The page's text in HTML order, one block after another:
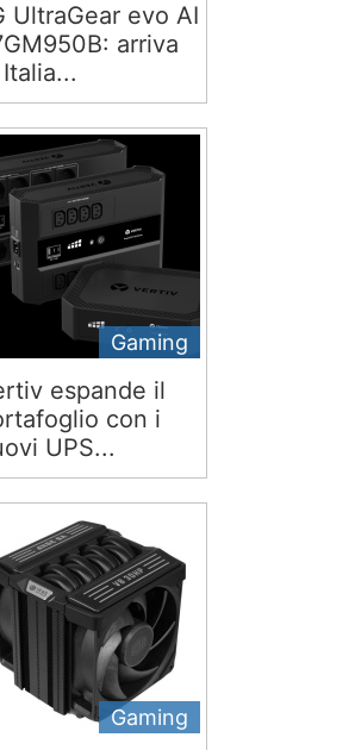
UltraGear evo AI
arriva
Gaming
espande il
con i
UPS...
Gaming